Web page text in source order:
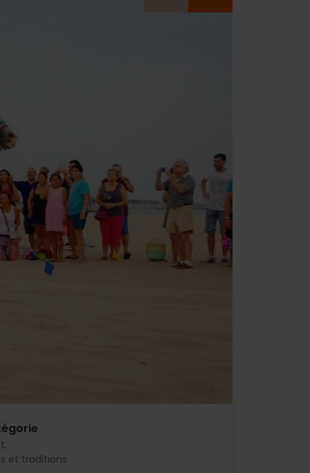
et traditions